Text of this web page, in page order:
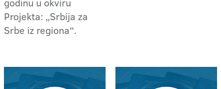
Projekta: „Srbija za
Srbe iz regiona“.